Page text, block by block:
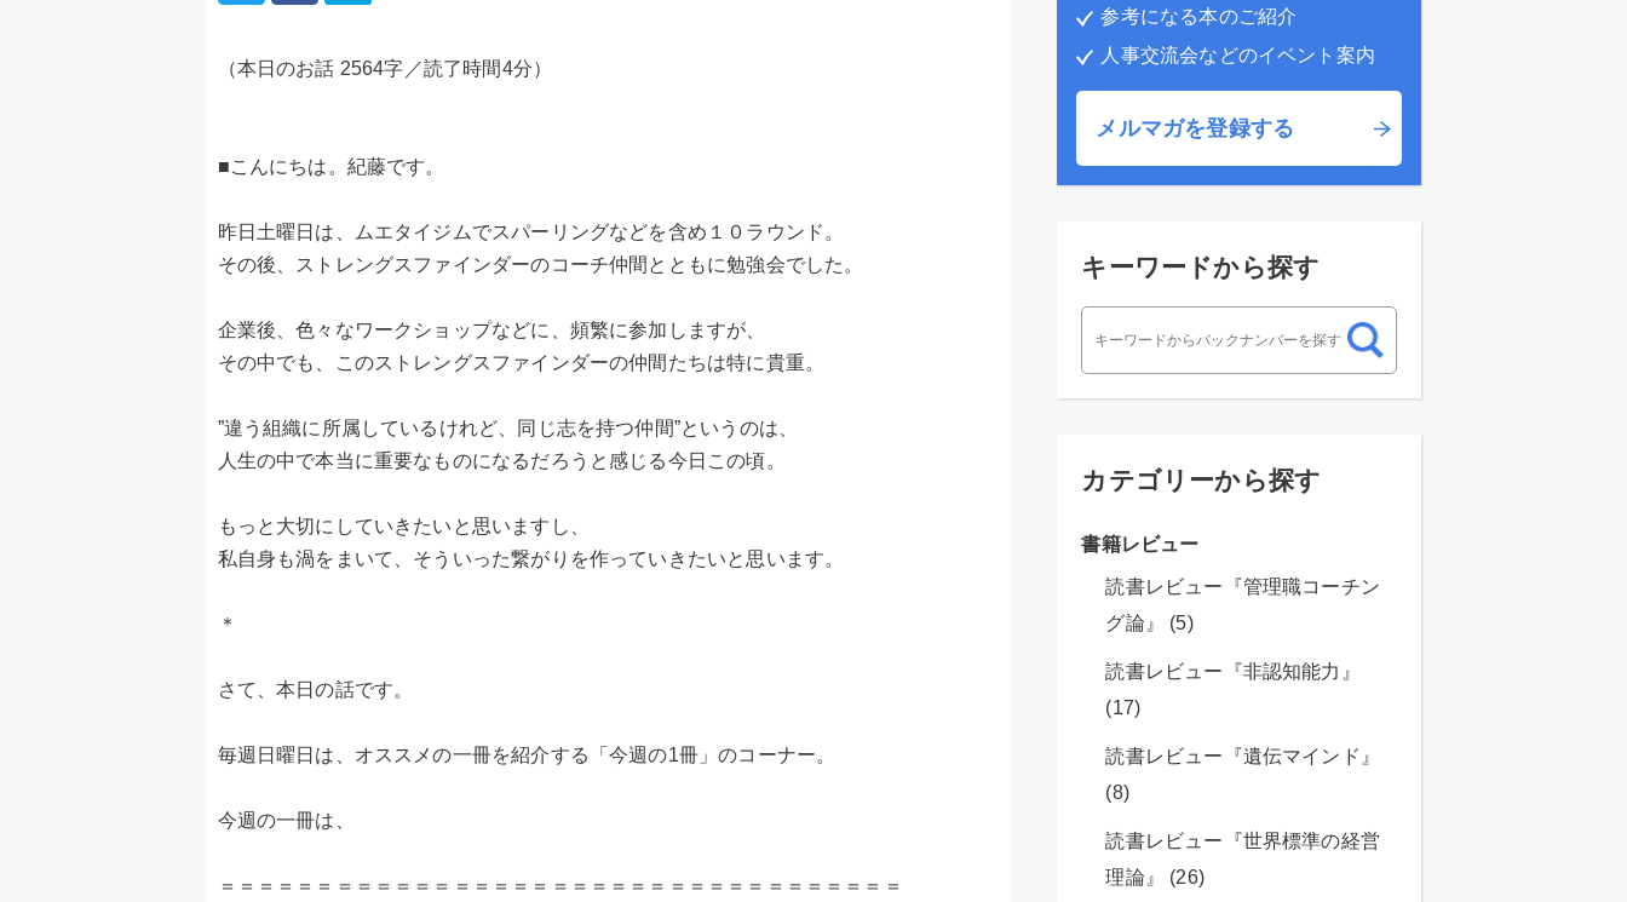
（本日のお話 2564字／読了時間4分）
■こんにちは。紀藤です。
昨日土曜日は、ムエタイジムでスパーリングなどを含め１０ラウンド。
その後、ストレングスファインダーのコーチ仲間とともに勉強会でした。
企業後、色々なワークショップなどに、頻繁に参加しますが、
その中でも、このストレングスファインダーの仲間たちは特に貴重。
”違う組織に所属しているけれど、同じ志を持つ仲間”というのは、
人生の中で本当に重要なものになるだろうと感じる今日この頃。
もっと大切にしていきたいと思いますし、
私自身も渦をまいて、そういった繋がりを作っていきたいと思います。
＊
さて、本日の話です。
毎週日曜日は、オススメの一冊を紹介する「今週の1冊」のコーナー。
今週の一冊は、
＝＝＝＝＝＝＝＝＝＝＝＝＝＝＝＝＝＝＝＝＝＝＝＝＝＝＝＝＝＝＝＝＝＝＝
参考になる本のご紹介
人事交流会などのイベント案内
メルマガを登録する
キーワードから探す
カテゴリーから探す
書籍レビュー
読書レビュー『管理職コーチン
グ論』 (5)
読書レビュー『非認知能力』
(17)
読書レビュー『遺伝マインド』
(8)
読書レビュー『世界標準の経営
理論』 (26)